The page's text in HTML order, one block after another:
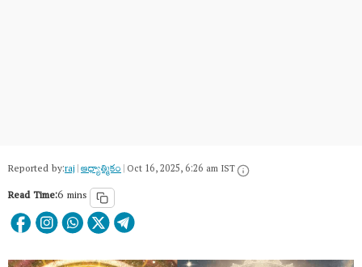
Reported by:raj|ఆధ్యాత్మికం|Oct 16, 2025, 6:26 am IST
Read Time:6 mins